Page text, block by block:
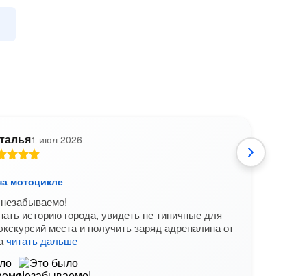
1 июл 2026
мотоцикле
историю города, увидеть не типичные для
места и получить заряд адреналина от
читать дальше